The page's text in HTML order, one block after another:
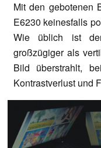
Mit den gebotenen
E6230 keinesfalls
Wie üblich ist
großzügiger als
Bild überstrahlt,
Kontrastverlust und